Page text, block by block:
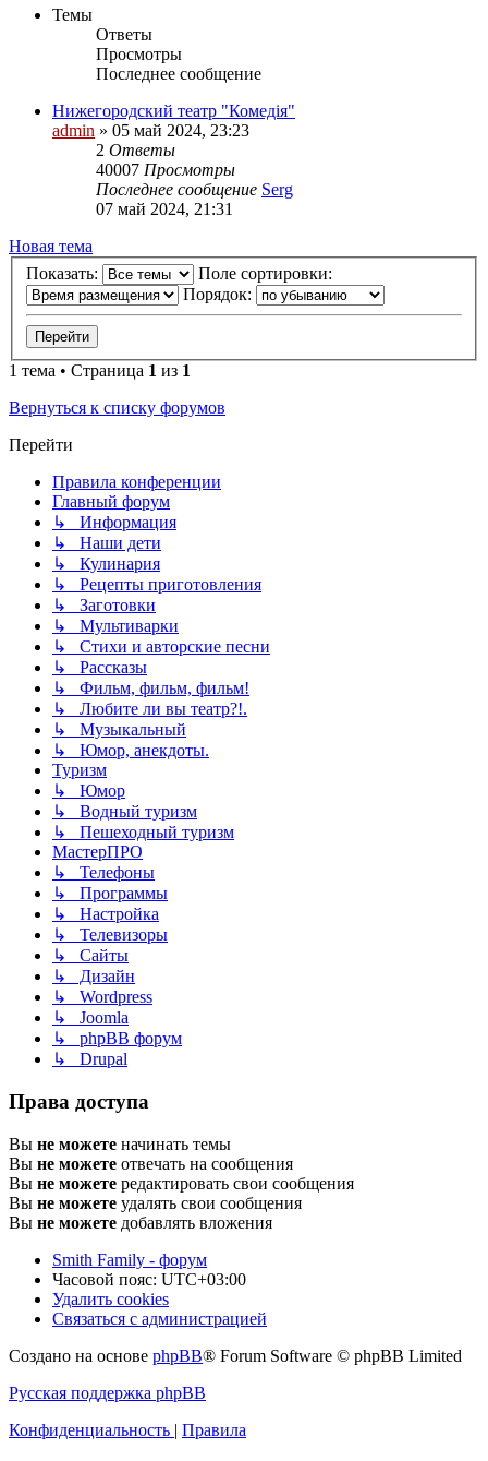
Темы
Ответы
Просмотры
Последнее сообщение
Нижегородский театр "Комедiя"
admin » 05 май 2024, 23:23
2 Ответы
40007 Просмотры
Последнее сообщение Serg
07 май 2024, 21:31
Новая тема
Показать:
Поле сортировки:
Порядок:
1 тема • Страница 1 из 1
Вернуться к списку форумов
Перейти
Правила конференции
Главный форум
↳ Информация
↳ Наши дети
↳ Кулинария
↳ Рецепты приготовления
↳ Заготовки
↳ Мультиварки
↳ Стихи и авторские песни
↳ Рассказы
↳ Фильм, фильм, фильм!
↳ Любите ли вы театр?!.
↳ Музыкальный
↳ Юмор, анекдоты.
Туризм
↳ Юмор
↳ Водный туризм
↳ Пешеходный туризм
МастерПРО
↳ Телефоны
↳ Программы
↳ Настройка
↳ Телевизоры
↳ Сайты
↳ Дизайн
↳ Wordpress
↳ Joomla
↳ phpBB форум
↳ Drupal
Права доступа
Вы не можете начинать темы
Вы не можете отвечать на сообщения
Вы не можете редактировать свои сообщения
Вы не можете удалять свои сообщения
Вы не можете добавлять вложения
Smith Family - форум
Часовой пояс: UTC+03:00
Удалить cookies
Связаться с администрацией
Создано на основе phpBB® Forum Software © phpBB Limited
Русская поддержка phpBB
Конфиденциальность | Правила